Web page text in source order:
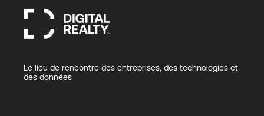
Le lieu de rencontre des entreprises, des technologies et
des données